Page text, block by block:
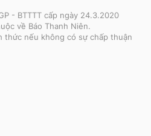
- BTTTT cấp ngày 24.3.2020
về Báo Thanh Niên.
thức nếu không có sự chấp thuận